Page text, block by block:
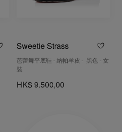
Sweetie Strass
芭蕾舞平底鞋 - 納帕羊皮 - 黑色 - 女
裝
HK$ 9.500,00